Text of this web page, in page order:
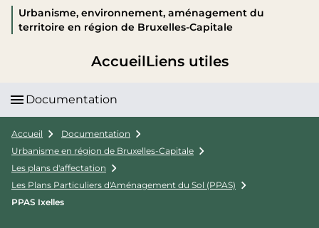
Urbanisme, environnement, aménagement du
territoire en région de Bruxelles-Capitale
AccueilLiens utiles
Documentation
Accueil
Documentation
Urbanisme en région de Bruxelles-Capitale
Les plans d'affectation
Les Plans Particuliers d'Aménagement du Sol (PPAS)
PPAS Ixelles